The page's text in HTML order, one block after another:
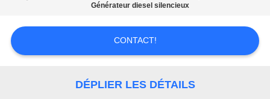
DEMANDEZ
UNE
CITATION
Générateur diesel silencieux
CONTACT!
DÉPLIER LES DÉTAILS